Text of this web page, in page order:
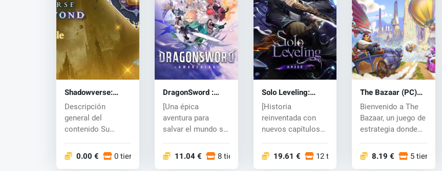
Shadowverse:
Worlds Beyond-
Starter Bundle
(PC) key
Descripción
general del
contenido Su
siguientes
0.00 € 0 tiendas
DragonSword :
Awakening (PC)
key
[Una épica
aventura para
salvar el mundo se
joven avent...
11.04 € 8 tiendas
Solo Leveling:
ARISE OVERDRIVE
(PC) key
[Historia
reinventada con
nuevos capítulos
¡Embárcate en una
19.61 € 12 tiendas
The Bazaar (PC)
key
Bienvenido a The
Bazaar, un juego de
estrategia donde
di... 8.19 € 5 tiendas